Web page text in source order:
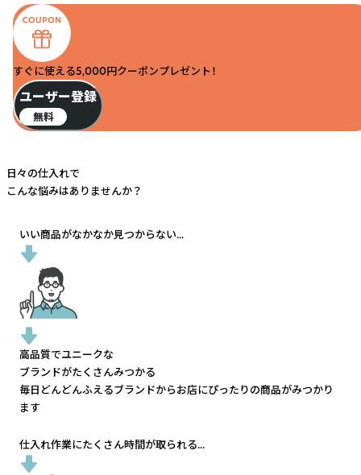
すぐに使える5,000円クーポンプレゼント！
ユーザー登録
無料
日々の仕入れで
こんな悩みはありませんか？
いい商品がなかなか見つからない...
高品質でユニークな
ブランドがたくさんみつかる
毎日どんどんふえるブランドからお店にぴったりの商品がみつかり
ます
仕入れ作業にたくさん時間が取られる...